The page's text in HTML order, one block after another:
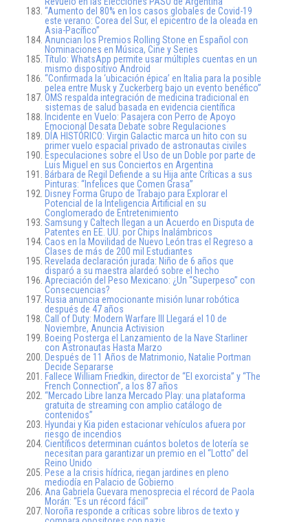
“Aumento del 80% en los casos globales de Covid-19
este verano: Corea del Sur, el epicentro de la oleada en
Asia-Pacífico”
Anuncian los Premios Rolling Stone en Español con
Nominaciones en Música, Cine y Series
Título: WhatsApp permite usar múltiples cuentas en un
mismo dispositivo Android
“Confirmada la ‘ubicación épica’ en Italia para la posible
pelea entre Musk y Zuckerberg bajo un evento benéfico”
OMS respalda integración de medicina tradicional en
sistemas de salud basada en evidencia científica
Incidente en Vuelo: Pasajera con Perro de Apoyo
Emocional Desata Debate sobre Regulaciones
DÍA HISTÓRICO: Virgin Galactic marca un hito con su
primer vuelo espacial privado de astronautas civiles
Especulaciones sobre el Uso de un Doble por parte de
Luis Miguel en sus Conciertos en Argentina
Bárbara de Regil Defiende a su Hija ante Críticas a sus
Pinturas: “Infelices que Comen Grasa”
Disney Forma Grupo de Trabajo para Explorar el
Potencial de la Inteligencia Artificial en su
Conglomerado de Entretenimiento
Samsung y Caltech llegan a un Acuerdo en Disputa de
Patentes en EE. UU. por Chips Inalámbricos
Caos en la Movilidad de Nuevo León tras el Regreso a
Clases de más de 200 mil Estudiantes
Revelada declaración jurada: Niño de 6 años que
disparó a su maestra alardeó sobre el hecho
Apreciación del Peso Mexicano: ¿Un “Superpeso” con
Consecuencias?
Rusia anuncia emocionante misión lunar robótica
después de 47 años
Call of Duty: Modern Warfare III Llegará el 10 de
Noviembre, Anuncia Activision
Boeing Posterga el Lanzamiento de la Nave Starliner
con Astronautas Hasta Marzo
Después de 11 Años de Matrimonio, Natalie Portman
Decide Separarse
Fallece William Friedkin, director de “El exorcista” y “The
French Connection”, a los 87 años
“Mercado Libre lanza Mercado Play: una plataforma
gratuita de streaming con amplio catálogo de
contenidos”
Hyundai y Kia piden estacionar vehículos afuera por
riesgo de incendios
Científicos determinan cuántos boletos de lotería se
necesitan para garantizar un premio en el “Lotto” del
Reino Unido
Pese a la crisis hídrica, riegan jardines en pleno
mediodía en Palacio de Gobierno
Ana Gabriela Guevara menosprecia el récord de Paola
Morán: “Es un récord fácil”
Noroña responde a críticas sobre libros de texto y